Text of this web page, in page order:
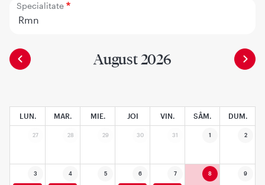
Specialitate
Rmn
August 2026
LUN. MAR. MIE. JOI VIN. SÂM. DUM.
27 28 29 30 31 1 2
3 4 5 6 7 8 9